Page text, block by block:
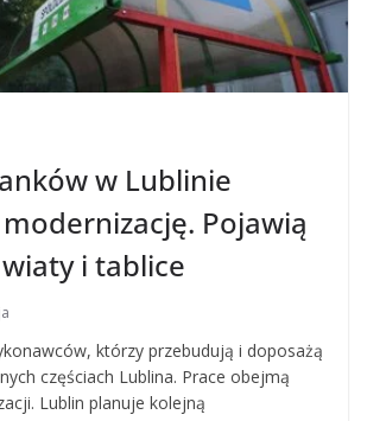
w Lublinie
Pojawią
i tablice
którzy przebudują i doposażą
częściach Lublina. Prace obejmą
Lublin planuje kolejną